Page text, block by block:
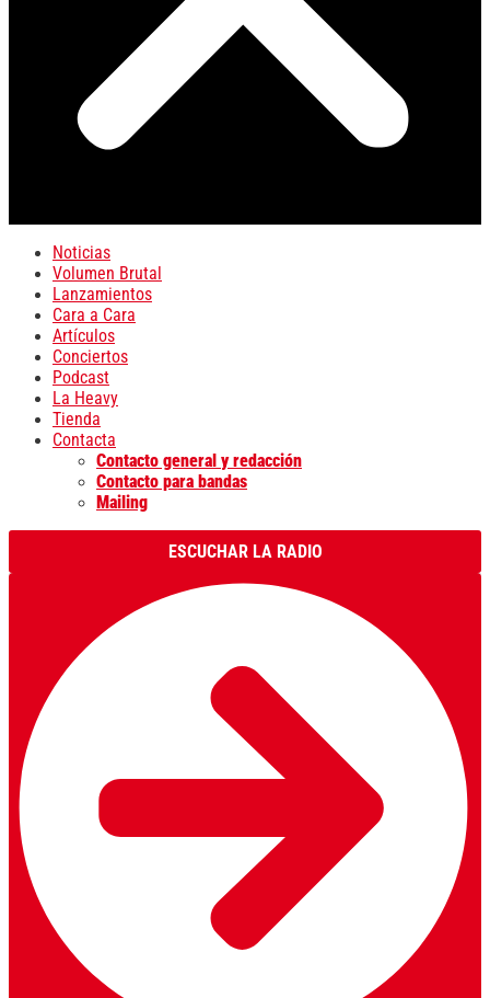
Noticias
Volumen Brutal
Lanzamientos
Cara a Cara
Artículos
Conciertos
Podcast
La Heavy
Tienda
Contacta
Contacto general y redacción
Contacto para bandas
Mailing
ESCUCHAR LA RADIO